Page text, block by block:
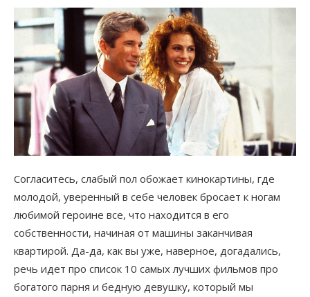
Согласитесь, слабый пол обожает кинокартины, где
молодой, уверенный в себе человек бросает к ногам
любимой героине все, что находится в его
собственности, начиная от машины заканчивая
квартирой. Да-да, как вы уже, наверное, догадались,
речь идет про список 10 самых лучших фильмов про
богатого парня и бедную девушку, который мы